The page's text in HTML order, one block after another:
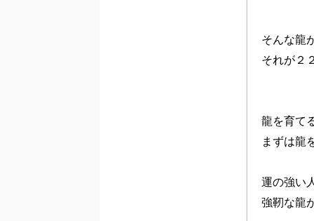
そんな龍
それが２
龍を育て
まずは龍
運の強い
強靭な龍